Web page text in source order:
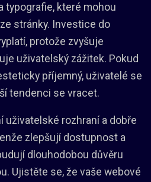
typografie, které mohou
stránky. Investice do
protože zvyšuje
uživatelský zážitek. Pokud
příjemný, uživatelé se
tendenci se vracet.
uživatelské rozhraní a dobře
zlepšují dostupnost a
dlouhodobou důvěru
Ujistěte se, že vaše webové